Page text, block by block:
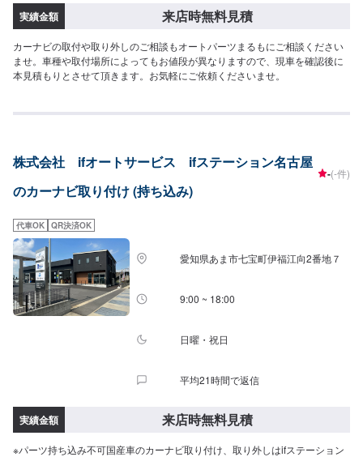
実績金額 来店時無料見積
カーナビの取付や取り外しのご相談もオートパーツまるもにご相談ください
ませ。車種や取付場所によってもお値段が異なりますので、現車を確認後に
本見積もりとさせて頂きます。お気軽にご依頼くださいませ。
株式会社 ifオートサービス ifステーション名古屋
のカーナビ取り付け (持ち込み)
-(-件)
代車OK QR決済OK
愛知県あま市七宝町伊福江向2番地７
9:00 ~ 18:00
日曜・祝日
平均21時間で返信
実績金額 来店時無料見積
※パーツ持ち込み不可国産車のカーナビ取り付け、取り外しはifステーション